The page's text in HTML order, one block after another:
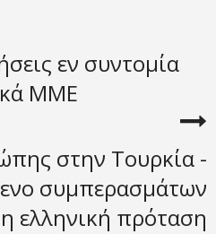
εν συντομία
ΜΜΕ
στην Τουρκία -
συμπερασμάτων
η ελληνική πρόταση